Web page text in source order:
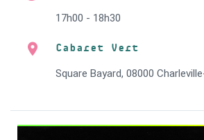
17h00 - 18h30
Cabaret Vert
Square Bayard, 08000